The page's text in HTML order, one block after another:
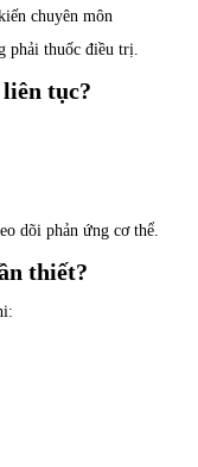
chuyên môn
phải thuốc điều trị.
tục?
dõi phản ứng cơ thể.
thiết?